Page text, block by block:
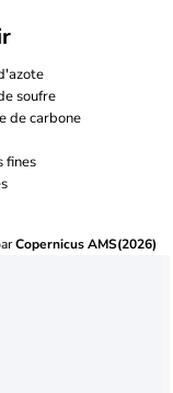
soufre
de carbone
fines
Copernicus AMS(2026)